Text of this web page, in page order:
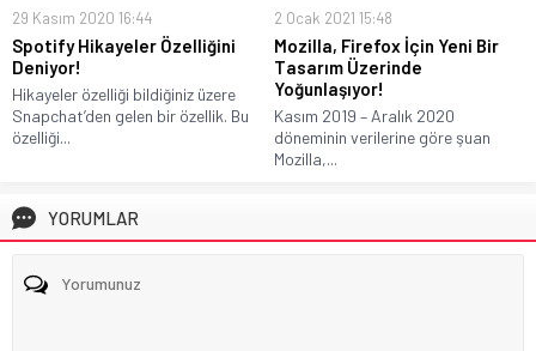
29 Kasım 2020 16:44
Spotify Hikayeler Özelliğini
Deniyor!
Hikayeler özelliği bildiğiniz üzere
Snapchat’den gelen bir özellik. Bu
özelliği...
2 Ocak 2021 15:48
Mozilla, Firefox İçin Yeni Bir
Tasarım Üzerinde
Yoğunlaşıyor!
Kasım 2019 – Aralık 2020
döneminin verilerine göre şuan
Mozilla,...
YORUMLAR